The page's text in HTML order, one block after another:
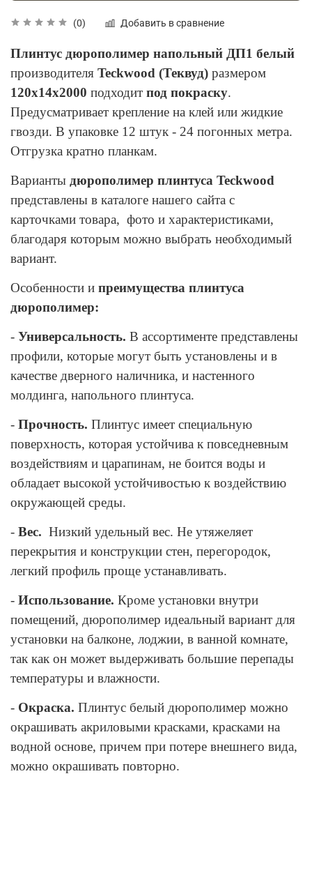
(0) Добавить в сравнение
Плинтус дюрополимер напольный ДП1 белый
производителя Teckwood (Теквуд) размером
120х14х2000 подходит под покраску.
Предусматривает крепление на клей или жидкие
гвозди. В упаковке 12 штук - 24 погонных метра.
Отгрузка кратно планкам.
Варианты дюрополимер плинтуса Teckwood
представлены в каталоге нашего сайта с
карточками товара, фото и характеристиками,
благодаря которым можно выбрать необходимый
вариант.
Особенности и преимущества плинтуса
дюрополимер:
- Универсальность. В ассортименте представлены
профили, которые могут быть установлены и в
качестве дверного наличника, и настенного
молдинга, напольного плинтуса.
- Прочность. Плинтус имеет специальную
поверхность, которая устойчива к повседневным
воздействиям и царапинам, не боится воды и
обладает высокой устойчивостью к воздействию
окружающей среды.
- Вес. Низкий удельный вес. Не утяжеляет
перекрытия и конструкции стен, перегородок,
легкий профиль проще устанавливать.
- Использование. Кроме установки внутри
помещений, дюрополимер идеальный вариант для
установки на балконе, лоджии, в ванной комнате,
так как он может выдерживать большие перепады
температуры и влажности.
- Окраска. Плинтус белый дюрополимер можно
окрашивать акриловыми красками, красками на
водной основе, причем при потере внешнего вида,
можно окрашивать повторно.